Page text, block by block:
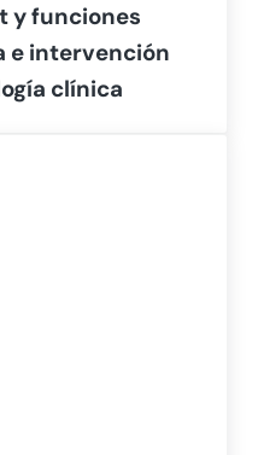
y funciones
e intervención
clínica